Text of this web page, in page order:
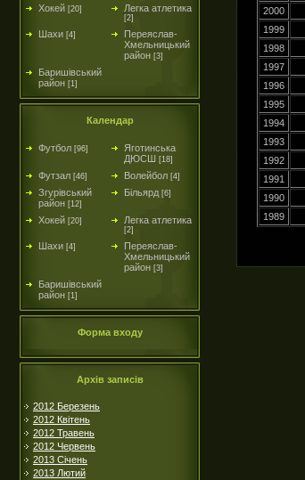
Хокей [20] Легка атлетика
[2]
Шахи [4]
Переяслав-
Хмельницький
район [3]
Баришівський
район [1]
Календар
Футбол [96]
Яготинська
ДЮСШ [18]
Футзал [46] Волейбол [4]
Згурівський
район [12]
Більярд [6]
Хокей [20] Легка атлетика
[2]
Шахи [4]
Переяслав-
Хмельницький
район [3]
Баришівський
район [1]
Форма входу
Архів записів
2012 Березень
2012 Квітень
2012 Травень
2012 Червень
2013 Січень
2013 Лютий
2000
1999
1998
1997
1996
1995
1994
1993
1992
1991
1990
1989